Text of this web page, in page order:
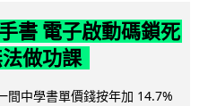
書 電子啟動碼鎖死
做功課
間中學書單價錢按年加 14.7%